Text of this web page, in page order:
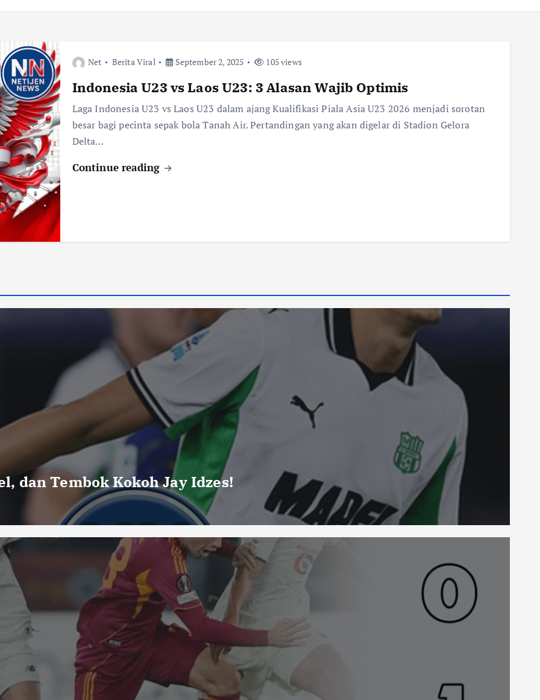
Net Berita Viral September 2, 2025 105 views
Indonesia U23 vs Laos U23: 3 Alasan Wajib Optimis
Laga Indonesia U23 vs Laos U23 dalam ajang Kualifikasi Piala Asia U23 2026 menjadi sorotan
besar bagi pecinta sepak bola Tanah Air. Pertandingan yang akan digelar di Stadion Gelora
Delta…
Continue reading
dan Tembok Kokoh Jay Idzes!